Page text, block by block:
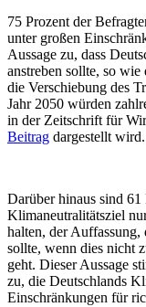
75 Prozent der
unter großen
Aussage zu, dass
anstreben sollte, so
die Verschiebung des
Jahr 2050 würden
in der Zeitschrift für
Beitrag dargestellt wird.
Darüber hinaus sind
Klimaneutralitätsziel
halten, der Auffassung,
sollte, wenn dies nicht
geht. Dieser Aussage
zu, die Deutschlands
Einschränkungen für